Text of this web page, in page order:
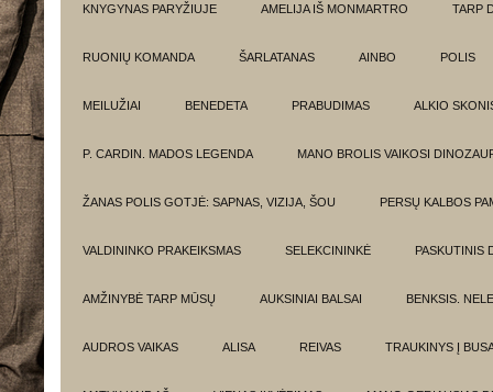
KNYGYNAS PARYŽIUJE AMELIJA IŠ MONMARTRO TARP
RUONIŲ KOMANDA ŠARLATANAS AINBO POLIS
MEILUŽIAI BENEDETA PRABUDIMAS ALKIO
P. CARDIN. MADOS LEGENDA MANO BROLIS VAIKOSI
ŽANAS POLIS GOTJĖ: SAPNAS, VIZIJA, ŠOU PERSŲ KALBOS
VALDININKO PRAKEIKSMAS SELEKCININKĖ PASKUTINIS
AMŽINYBĖ TARP MŪSŲ AUKSINIAI BALSAI BENKSIS.
AUDROS VAIKAS ALISA REIVAS TRAUKINYS Į